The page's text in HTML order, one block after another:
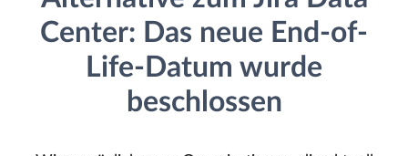
Center: Das neue End-of-
Life-Datum wurde
beschlossen